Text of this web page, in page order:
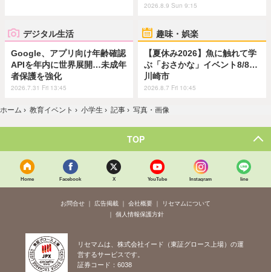
2026.8.9 Sun 9:15
デジタル生活
Google、アプリ向け年齢確認
APIを年内に世界展開…未成年
者保護を強化
2026.7.31 Fri 13:45
趣味・娯楽
【夏休み2026】魚に触れて学
ぶ「おさかな」イベント8/8…
川崎市
2026.8.7 Fri 10:45
ホーム › 教育イベント › 小学生 › 記事 › 写真・画像
TOP
Home Facebook X YouTube Instagram line
お問合せ 広告掲載 会社概要
リセマムについて
個人情報保護方針
リセマムは、株式会社イード（東証グロース上場）の運
営するサービスです。
証券コード：6038